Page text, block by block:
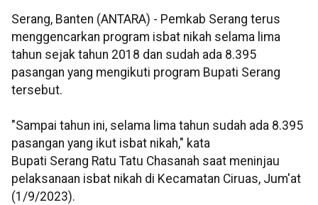
Serang, Banten (ANTARA) - Pemkab Serang terus
menggencarkan program isbat nikah selama lima
tahun sejak tahun 2018 dan sudah ada 8.395
pasangan yang mengikuti program Bupati Serang
tersebut.
"Sampai tahun ini, selama lima tahun sudah ada 8.395
pasangan yang ikut isbat nikah," kata
Bupati Serang Ratu Tatu Chasanah saat meninjau
pelaksanaan isbat nikah di Kecamatan Ciruas, Jum'at
(1/9/2023).